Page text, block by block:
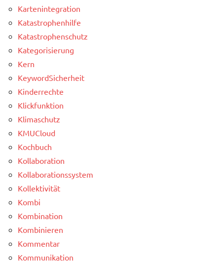
Kartenintegration
Katastrophenhilfe
Katastrophenschutz
Kategorisierung
Kern
KeywordSicherheit
Kinderrechte
Klickfunktion
Klimaschutz
KMUCloud
Kochbuch
Kollaboration
Kollaborationssystem
Kollektivität
Kombi
Kombination
Kombinieren
Kommentar
Kommunikation